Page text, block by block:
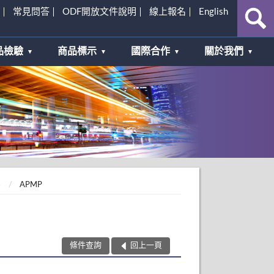
常見問答 ODF開放文件說明 線上報名 English
檢驗 商品標示 國際合作 關於我們
APMP
條件查詢 回上一頁